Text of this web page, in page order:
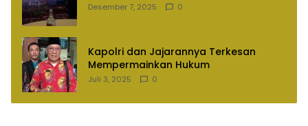
Desember 7, 2025 0
Kapolri dan Jajarannya Terkesan
Mempermainkan Hukum
Juli 3, 2025 0